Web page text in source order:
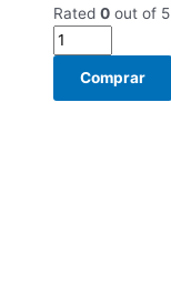
Rated 0 out of 5
Comprar